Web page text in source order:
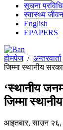
सूचना प्रविधि
स्वास्थ्य
English
EPAPERS
होमपेज/ अन्तरवार्ता
जिम्मा स्थानीय
‘स्थानीय
जिम्मा
आइतबार, साउन